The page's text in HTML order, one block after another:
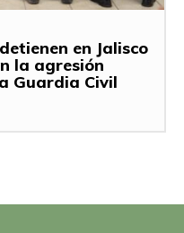
en Jalisco
la agresión
Guardia Civil